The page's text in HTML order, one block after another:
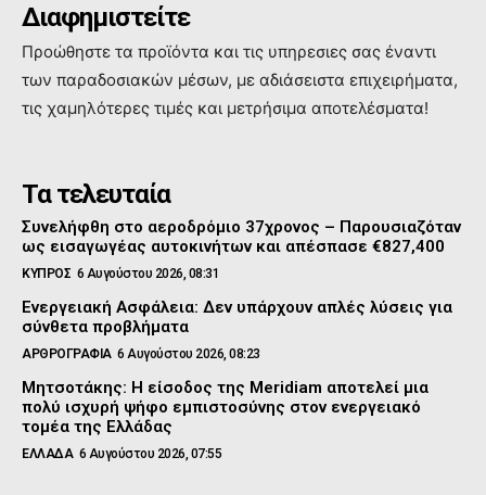
Διαφημιστείτε
Προώθηστε τα προϊόντα και τις υπηρεσιες σας έναντι
των παραδοσιακών μέσων, με αδιάσειστα επιχειρήματα,
τις χαμηλότερες τιμές και μετρήσιμα αποτελέσματα!
Τα τελευταία
Συνελήφθη στο αεροδρόμιο 37χρονος – Παρουσιαζόταν
ως εισαγωγέας αυτοκινήτων και απέσπασε €827,400
ΚΥΠΡΟΣ 6 Αυγούστου 2026, 08:31
Ενεργειακή Ασφάλεια: Δεν υπάρχουν απλές λύσεις για
σύνθετα προβλήματα
ΑΡΘΡΟΓΡΑΦΙΑ 6 Αυγούστου 2026, 08:23
Μητσοτάκης: Η είσοδος της Meridiam αποτελεί μια
πολύ ισχυρή ψήφο εμπιστοσύνης στον ενεργειακό
τομέα της Ελλάδας
ΕΛΛΑΔΑ 6 Αυγούστου 2026, 07:55